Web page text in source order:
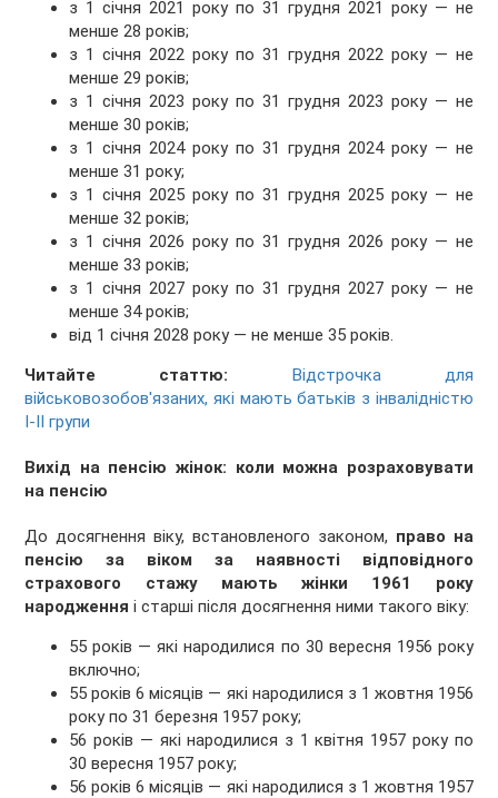
з 1 січня 2021 року по 31 грудня 2021 року — не
менше 28 років;
з 1 січня 2022 року по 31 грудня 2022 року — не
менше 29 років;
з 1 січня 2023 року по 31 грудня 2023 року — не
менше 30 років;
з 1 січня 2024 року по 31 грудня 2024 року — не
менше 31 року;
з 1 січня 2025 року по 31 грудня 2025 року — не
менше 32 років;
з 1 січня 2026 року по 31 грудня 2026 року — не
менше 33 років;
з 1 січня 2027 року по 31 грудня 2027 року — не
менше 34 років;
від 1 січня 2028 року — не менше 35 років.
Читайте статтю:
Відстрочка для
військовозобов'язаних, які мають батьків з інвалідністю
І-ІІ групи
Вихід на пенсію жінок: коли можна розраховувати
на пенсію
До досягнення віку, встановленого законом, право на
пенсію за віком за наявності відповідного
страхового стажу мають жінки 1961 року
народження і старші після досягнення ними такого віку:
55 років — які народилися по 30 вересня 1956 року
включно;
55 років 6 місяців — які народилися з 1 жовтня 1956
року по 31 березня 1957 року;
56 років — які народилися з 1 квітня 1957 року по
30 вересня 1957 року;
56 років 6 місяців — які народилися з 1 жовтня 1957